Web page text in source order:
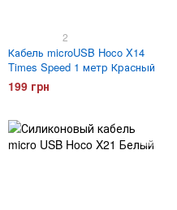
2
Кабель microUSB Hoco X14
Times Speed 1 метр Красный
199 грн